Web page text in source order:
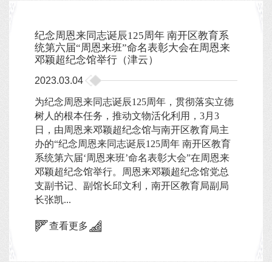
纪念周恩来同志诞辰125周年 南开区教育系
统第六届“周恩来班”命名表彰大会在周恩来
邓颖超纪念馆举行（津云）
2023.03.04
为纪念周恩来同志诞辰125周年，贯彻落实立德
树人的根本任务，推动文物活化利用，3月3
日，由周恩来邓颖超纪念馆与南开区教育局主
办的“纪念周恩来同志诞辰125周年 南开区教育
系统第六届‘周恩来班’命名表彰大会”在周恩来
邓颖超纪念馆举行。周恩来邓颖超纪念馆党总
支副书记、副馆长邱文利，南开区教育局副局
长张凯...
查看更多